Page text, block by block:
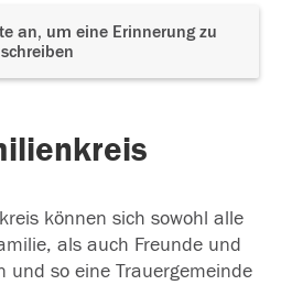
an, um eine Erinnerung zu
schreiben
können sich sowohl alle
als auch Freunde und
und so eine Trauergemeinde